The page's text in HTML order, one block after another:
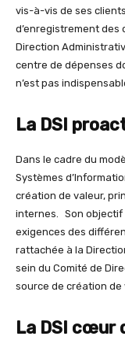
vis-à-vis de ses
d’enregistrement des
Direction
centre de dépenses
n’est pas
La DSI
Dans le cadre du
Systèmes
création de valeur,
internes. Son objectif
exigences des
rattachée à la
sein du Comité de
source de création de
La DSI cœur